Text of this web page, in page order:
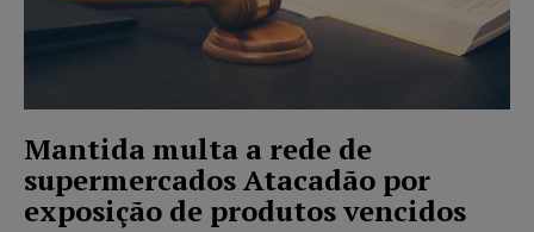
Mantida multa a rede de
supermercados Atacadão por
exposição de produtos vencidos